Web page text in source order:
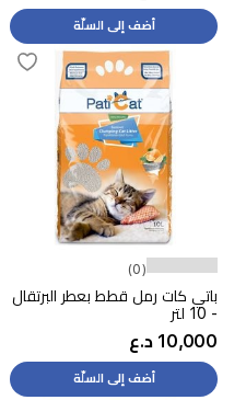
أضف إلى السلّة
(0)
باتي كات رمل قطط بعطر البرتقال
- 10 لتر
10,000 د.ع
أضف إلى السلّة